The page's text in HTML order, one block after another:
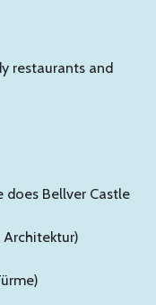
restaurants and
Bellver Castle